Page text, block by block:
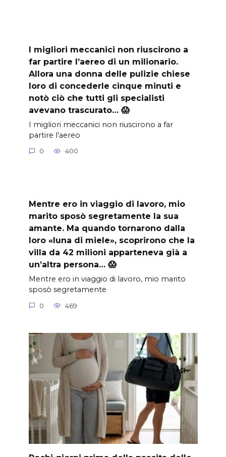
I migliori meccanici non riuscirono a
far partire l’aereo di un milionario.
Allora una donna delle pulizie chiese
loro di concederle cinque minuti e
notò ciò che tutti gli specialisti
avevano trascurato… 😱
I migliori meccanici non riuscirono a far
partire l’aereo
0 400
Mentre ero in viaggio di lavoro, mio
marito sposò segretamente la sua
amante. Ma quando tornarono dalla
loro «luna di miele», scoprirono che la
villa da 42 milioni apparteneva già a
un’altra persona… 😱
Mentre ero in viaggio di lavoro, mio marito
sposò segretamente
0 469